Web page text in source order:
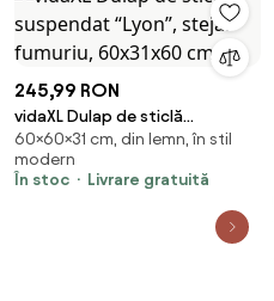
245,99 RON
vidaXL Dulap de sticlă
suspendat “Lyon”, stejar
fumuriu, 60x31x60 cm
60×60×31 cm, din lemn, în stil
modern
În stoc
Livrare gratuită